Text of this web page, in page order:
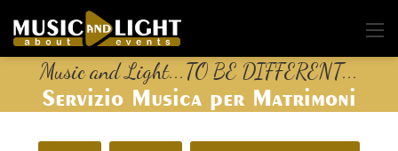
Music and Light...TO BE DIFFERENT...
Servizio Musica per Matrimoni